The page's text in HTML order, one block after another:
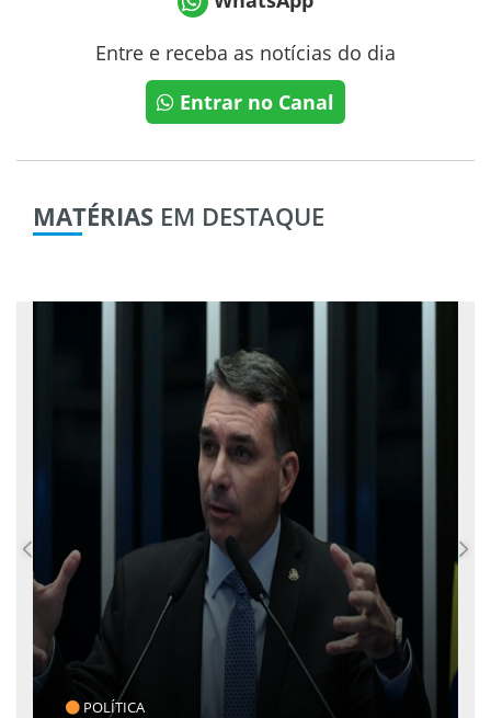
Entre e receba as notícias do dia
Entrar no Canal
MATÉRIAS EM DESTAQUE
POLÍTICA